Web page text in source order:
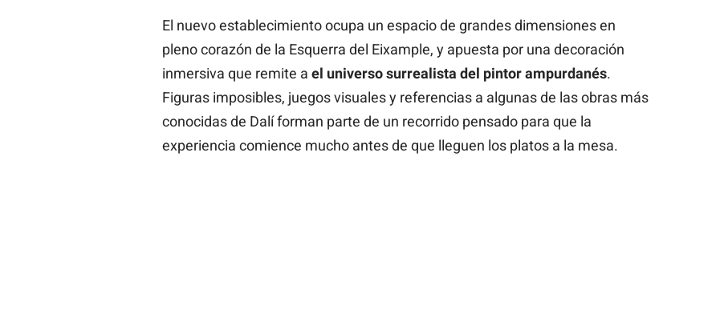
El nuevo establecimiento ocupa un espacio de grandes dimensiones en
pleno corazón de la Esquerra del Eixample, y apuesta por una decoración
inmersiva que remite a el universo surrealista del pintor ampurdanés.
Figuras imposibles, juegos visuales y referencias a algunas de las obras más
conocidas de Dalí forman parte de un recorrido pensado para que la
experiencia comience mucho antes de que lleguen los platos a la mesa.